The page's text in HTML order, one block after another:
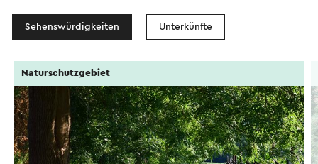
Sehenswürdigkeiten Unterkünfte
Naturschutzgebiet